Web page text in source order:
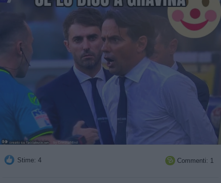
Stime: 4  Commenti: 1